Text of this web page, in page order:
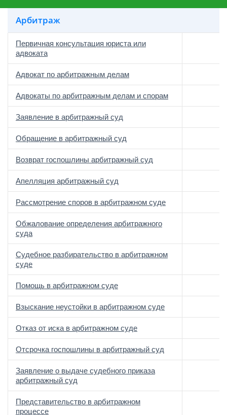
Арбитраж
Первичная консультация юриста или
адвоката
Адвокат по арбитражным делам
Адвокаты по арбитражным делам и спорам
Заявление в арбитражный суд
Обращение в арбитражный суд
Возврат госпошлины арбитражный суд
Апелляция арбитражный суд
Рассмотрение споров в арбитражном суде
Обжалование определения арбитражного
суда
Судебное разбирательство в арбитражном
суде
Помощь в арбитражном суде
Взыскание неустойки в арбитражном суде
Отказ от иска в арбитражном суде
Отсрочка госпошлины в арбитражный суд
Заявление о выдаче судебного приказа
арбитражный суд
Представительство в арбитражном
процессе